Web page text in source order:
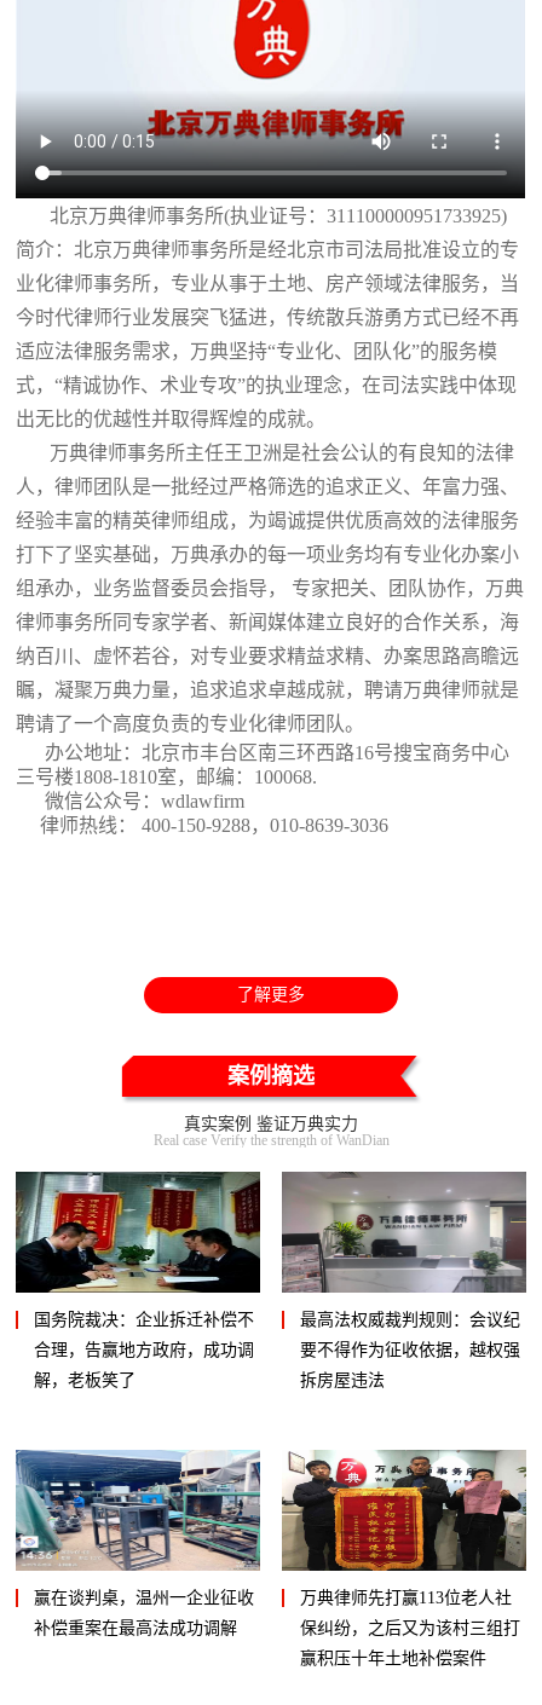
北京万典律师事务所(执业证号：311100000951733925)
简介：北京万典律师事务所是经北京市司法局批准设立的专
业化律师事务所，专业从事于土地、房产领域法律服务，当
今时代律师行业发展突飞猛进，传统散兵游勇方式已经不再
适应法律服务需求，万典坚持“专业化、团队化”的服务模
式，“精诚协作、术业专攻”的执业理念，在司法实践中体现
出无比的优越性并取得辉煌的成就。
万典律师事务所主任王卫洲是社会公认的有良知的法律
人，律师团队是一批经过严格筛选的追求正义、年富力强、
经验丰富的精英律师组成，为竭诚提供优质高效的法律服务
打下了坚实基础，万典承办的每一项业务均有专业化办案小
组承办，业务监督委员会指导， 专家把关、团队协作，万典
律师事务所同专家学者、新闻媒体建立良好的合作关系，海
纳百川、虚怀若谷，对专业要求精益求精、办案思路高瞻远
瞩，凝聚万典力量，追求追求卓越成就，聘请万典律师就是
聘请了一个高度负责的专业化律师团队。
办公地址：北京市丰台区南三环西路16号搜宝商务中心
三号楼1808-1810室 ，邮编：100068.
微信公众号：wdlawfirm
律师热线： 400-150-9288，010-8639-3036
了解更多
案例摘选
真实案例 鉴证万典实力
Real case Verify the strength of WanDian
国务院裁决：企业拆迁补偿不
合理，告赢地方政府，成功调
解，老板笑了
最高法权威裁判规则：会议纪
要不得作为征收依据，越权强
拆房屋违法
赢在谈判桌，温州一企业征收
补偿重案在最高法成功调解
万典律师先打赢113位老人社
保纠纷，之后又为该村三组打
赢积压十年土地补偿案件